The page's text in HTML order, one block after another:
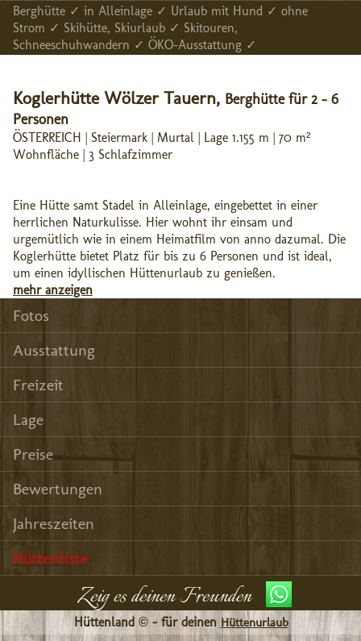
Berghütte ✓ in Alleinlage ✓ Urlaub mit Hund ✓ ohne
Strom ✓ Skihütte, Skiurlaub ✓ Skitouren,
Schneeschuhwandern ✓ ÖKO-Ausstattung ✓
Koglerhütte Wölzer Tauern, Berghütte für 2 - 6
Personen
ÖSTERREICH | Steiermark | Murtal | Lage 1.155 m | 70 m²
Wohnfläche | 3 Schlafzimmer
Eine Hütte samt Stadel in Alleinlage, eingebettet in einer
herrlichen Naturkulisse. Hier wohnt ihr einsam und
urgemütlich wie in einem Heimatfilm von anno dazumal. Die
Koglerhütte bietet Platz für bis zu 6 Personen und ist ideal,
um einen idyllischen Hüttenurlaub zu genießen.
mehr anzeigen
Fotos
Ausstattung
Freizeit
Lage
Preise
Bewertungen
Jahreszeiten
Hüttenliste
Zeig es deinen Freunden
Hüttenland © - für deinen Hüttenurlaub